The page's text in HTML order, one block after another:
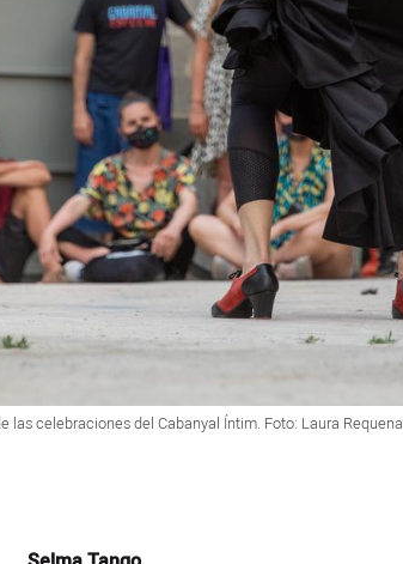
las celebraciones del Cabanyal Íntim. Foto: Laura Requena